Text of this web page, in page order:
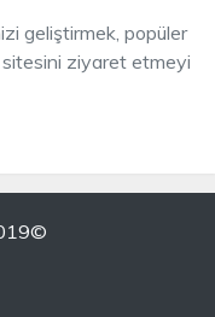
geliştirmek, popüler
sitesini ziyaret etmeyi